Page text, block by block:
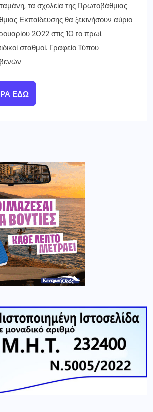
τα σχολεία της Πρωτοβάθμιας
Εκπαίδευσης θα ξεκινήσουν αύριο
2022 στις 10 το πρωί.
σταθμοί. Γραφείο Τύπου
ΕΔΏ